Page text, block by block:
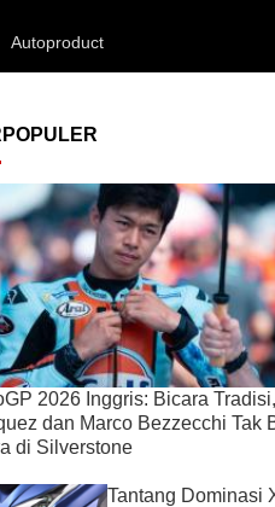
Autoproduct
2026 Inggris: Bicara
dan Marco Bezzecchi Tak
di Silverstone
Tantang Dominasi